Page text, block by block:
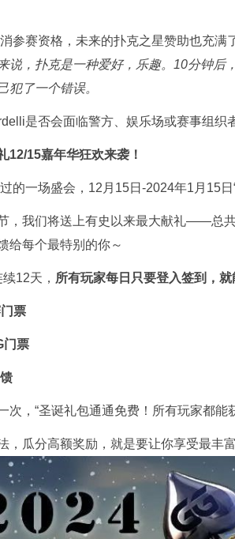
参赛资格，未来的扑克之星赞助也充满
说，扑克是一种爱好，乐趣。10分钟后
犯了一个错误。
是否会面临警方、娱乐场或赛事组织
12/15嘉年华狂欢来袭！
的一场盛会，12月15日-2024年1月15日
，我们将送上有史以来最大献礼——总
给每个最特别的你～
12天， 所有玩家每日只要登入签到，
票
门票
次，“圣诞礼包通通免费！所有玩家都能
，瓜分高额奖励，就是要让你享受最丰